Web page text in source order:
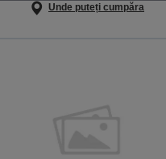
Unde puteți cumpăra